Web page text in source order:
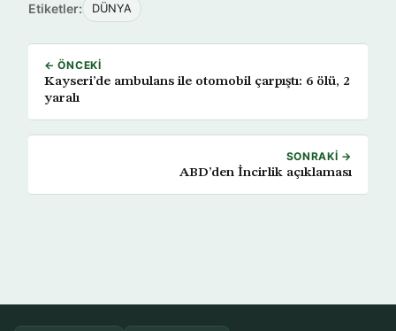
Etiketler: DÜNYA
← ÖNCEKI
Kayseri’de ambulans ile otomobil çarpıştı: 6 ölü, 2
yaralı
SONRAKI →
ABD’den İncirlik açıklaması